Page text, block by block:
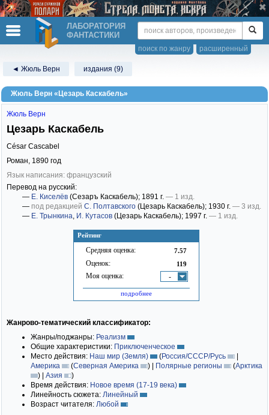
ЛАБОРАТОРИЯ
ФАНТАСТИКИ
расширенный
поиск по жанру
◄ Жюль Верн издания (9)
Жюль Верн «Цезарь Каскабель»
Рейтинг
Средняя оценка: 7.57
Оценок: 119
Моя оценка: -
подробнее
Жюль Верн
Цезарь Каскабель
César Cascabel
Роман, 1890 год
Язык написания: французский
Перевод на русский:
— Е. Киселёв (Сезаръ Каскабель); 1891 г. — 1 изд.
— под редакцией С. Полтавского (Цезарь Каскабель); 1930 г. — 3 изд.
— Е. Трынкина, И. Кутасов (Цезарь Каскабель); 1997 г. — 1 изд.
Жанрово-тематический классификатор:
Жанры/поджанры: Реализм
Общие характеристики: Приключенческое
Место действия: Наш мир (Земля) (Россия/СССР/Русь
|
Америка
(Северная Америка ) | Полярные регионы (Арктика
) | Азия
)
Время действия: Новое время (17-19 века)
Линейность сюжета: Линейный
Возраст читателя: Любой